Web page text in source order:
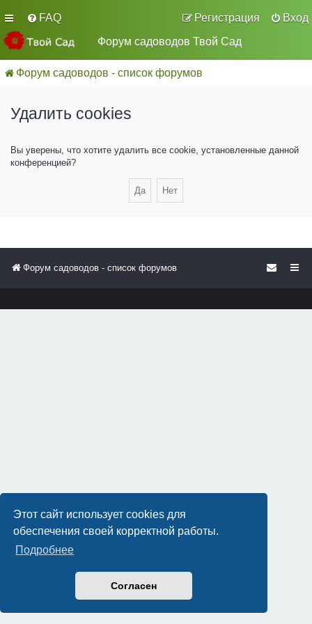
Этот сайт использует cookies для
обеспечения своей корректной работы.
Подробнее
Согласен
FAQ Вход
Регистрация
Форум садоводов Твой Сад
Форум садоводов - список форумов
Удалить cookies
Вы уверены, что хотите удалить все cookie, установленные данной
конференцией?
Форум садоводов - список форумов